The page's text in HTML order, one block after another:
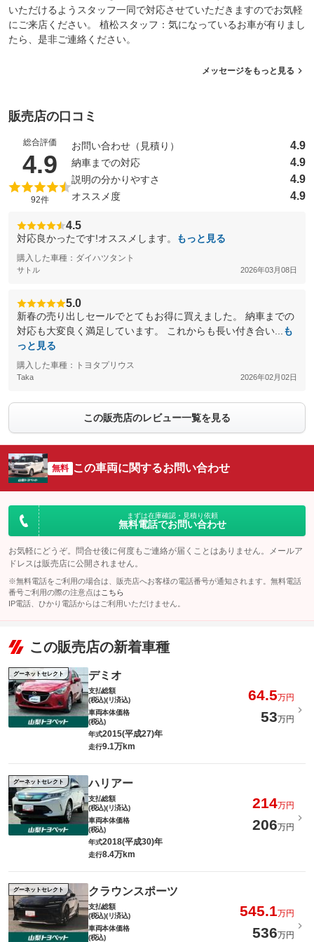
いただけるようスタッフ一同で対応させていただきますのでお気軽
にご来店ください。 植松スタッフ：気になっているお車が有りまし
たら、是非ご連絡ください。
メッセージをもっと見る
販売店の口コミ
総合評価
4.9 （5点満点中）
92件
お問い合わせ（見積り） 4.9
納車までの対応 4.9
説明の分かりやすさ 4.9
オススメ度 4.9
4.5
対応良かったです!オススメします。 もっと見る
購入した車種：ダイハツタント
サトル 2026年03月08日
5.0
新春の売り出しセールでとてもお得に買えました。 納車までの
対応も大変良く満足しています。 これからも長い付き合い...
も
っと見る
購入した車種：トヨタプリウス
Taka 2026年02月02日
この販売店のレビュー一覧を見る
無料 この車両に関するお問い合わせ
まずは在庫確認・見積り依頼
無料電話でお問い合わせ
お気軽にどうぞ。問合せ後に何度もご連絡が届くことはありません。メールア
ドレスは販売店に公開されません。
※無料電話をご利用の場合は、販売店へお客様の電話番号が通知されます。無料電話
番号ご利用の際の注意点は こちら
IP電話、ひかり電話からはご利用いただけません。
この販売店の新着車種
グーネットセレクト デミオ
支払総額
(税込)(リ済込)
64.5万円
車両本体価格
(税込)
53万円
年式2015(平成27)年
走行9.1万km
グーネットセレクト ハリアー
支払総額
(税込)(リ済込)
214万円
車両本体価格
(税込)
206万円
年式2018(平成30)年
走行8.4万km
グーネットセレクト クラウンスポーツ
支払総額
(税込)(リ済込)
545.1万円
車両本体価格
(税込)
536万円